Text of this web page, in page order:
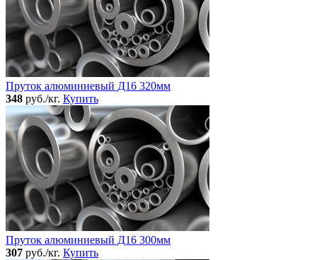
Пруток алюминиевый Д16 320мм
348 руб./кг. Купить
Пруток алюминиевый Д16 300мм
307 руб./кг. Купить